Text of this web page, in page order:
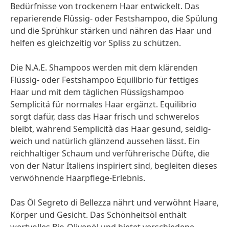
Bedürfnisse von trockenem Haar entwickelt. Das
reparierende Flüssig- oder Festshampoo, die Spülung
und die Sprühkur stärken und nähren das Haar und
helfen es gleichzeitig vor Spliss zu schützen.
Die N.A.E. Shampoos werden mit dem klärenden
Flüssig- oder Festshampoo Equilibrio für fettiges
Haar und mit dem täglichen Flüssigshampoo
Semplicitá für normales Haar ergänzt. Equilibrio
sorgt dafür, dass das Haar frisch und schwerelos
bleibt, während Semplicità das Haar gesund, seidig-
weich und natürlich glänzend aussehen lässt. Ein
reichhaltiger Schaum und verführerische Düfte, die
von der Natur Italiens inspiriert sind, begleiten dieses
verwöhnende Haarpflege-Erlebnis.
Das Öl Segreto di Bellezza nährt und verwöhnt Haare,
Körper und Gesicht. Das Schönheitsöl enthält